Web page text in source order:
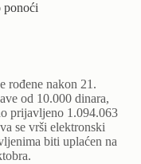
ponoći
rođene nakon 21.
od 10.000 dinara,
prijavljeno 1.094.063
se vrši elektronski
biti uplaćen na